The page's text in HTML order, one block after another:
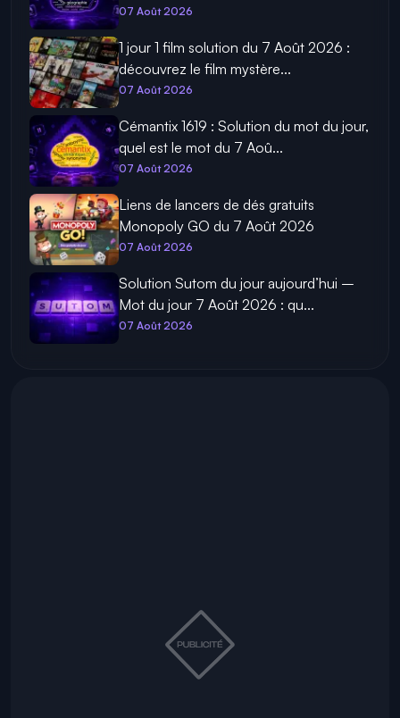
07 Août 2026
1 jour 1 film solution du 7 Août 2026 :
découvrez le film mystère...
07 Août 2026
Cémantix 1619 : Solution du mot du jour,
quel est le mot du 7 Aoû...
07 Août 2026
Liens de lancers de dés gratuits
Monopoly GO du 7 Août 2026
07 Août 2026
Solution Sutom du jour aujourd’hui –
Mot du jour 7 Août 2026 : qu...
07 Août 2026